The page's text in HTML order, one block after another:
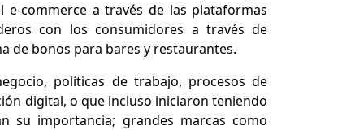
commerce a través de las plataformas
con los consumidores a través de
de bonos para bares y restaurantes.
políticas de trabajo, procesos de
digital, o que incluso iniciaron teniendo
su importancia; grandes marcas como